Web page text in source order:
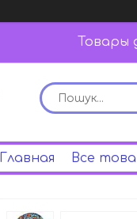
Товары
Главная Все